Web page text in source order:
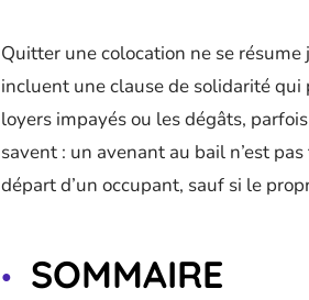
Quitter une colocation ne se
incluent une clause de solidarité
loyers impayés ou les dégâts,
savent : un avenant au bail n’est
départ d’un occupant, sauf si le
SOMMAIRE